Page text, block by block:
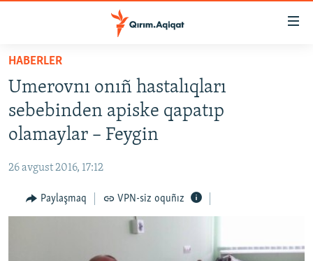
Esas
qaytmaq
Baş
navigatsiyağa
qaytmaq
Qıdıruvğa
qaytmaq
SİYASET
İQTİSADİYAT
MEDENİYET
İNSAN AQLARI
HABERLER
Umerovnı onıñ hastalıqları
sebebinden apiske qapatıp
olamaylar – Feygin
26 avgust 2016, 17:12
Paylaşmaq VPN-siz oquñız